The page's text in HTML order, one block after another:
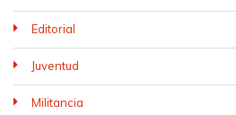
Editorial
Juventud
Militancia